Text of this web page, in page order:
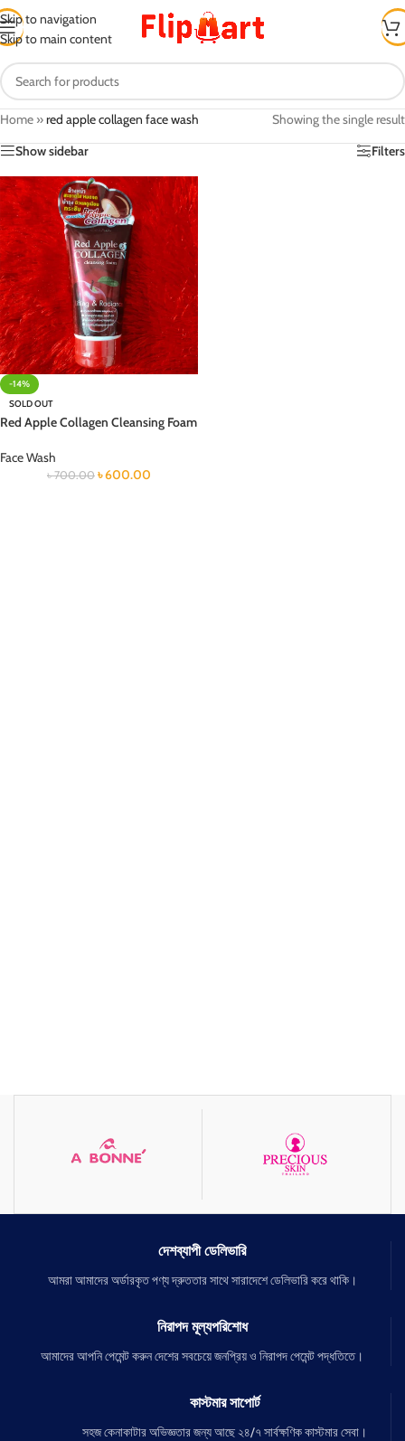
Skip to navigation
Skip to main content
Home »red apple collagen face wash
Showing the single result
Show sidebar
Filters
-14%
SOLD OUT
Red Apple Collagen Cleansing Foam
Face Wash
৳700.00 ৳600.00
দেশব্যাপী ডেলিভারি
আমরা আমাদের অর্ডারকৃত পণ্য দ্রুততার সাথে সারাদেশে ডেলিভারি করে থাকি।
নিরাপদ মূল্যপরিশোধ
আমাদের আপনি পেমেন্ট করুন দেশের সবচেয়ে জনপ্রিয় ও নিরাপদ পেমেন্ট পদ্ধতিতে।
কাস্টমার সাপোর্ট
সহজ কেনাকাটার অভিজ্ঞতার জন্য আছে ২৪/৭ সার্বক্ষণিক কাস্টমার সেবা।